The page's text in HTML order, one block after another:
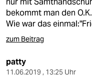
bekommt man den
Wie war das
zum Beitrag
patty
11.06.2019 , 13:25 Uhr